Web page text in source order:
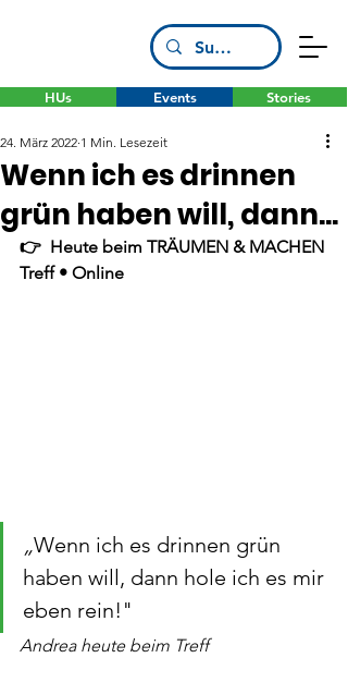
HUs Stories
Events
Wenn ich es drinnen
grün haben will, dann...
24. März 2022 1 Min. Lesezeit
👉  Heute beim TRÄUMEN & MACHEN
Treff • Online
„Wenn ich es drinnen grün
haben will, dann hole ich es mir
eben rein!"
Andrea heute beim Treff